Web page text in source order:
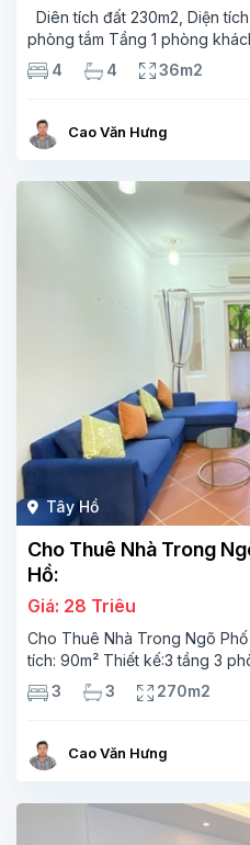
Diên tích đất 230m2, Diện
phòng tắm Tầng 1 phòng
wc Tầng 2- 2 phòng ngủ, 2
trung Tầng 3-2 phòng ngủ, 2
4 4 36m2
Cao Văn Hưng
Tây Hồ
Cho Thuê Nhà Trong
Hồ:
Giá: 28 Triêu
Cho Thuê Nhà Trong Ngõ
tích: 90m² Thiết kế:3 tầng 3
Phòng khách,phòng bếp,
ngủ, 2 phòng tắm – Tầng 3: 2
3 3 270m2
Cao Văn Hưng